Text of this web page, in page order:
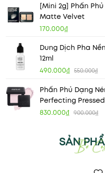
[Mini 2g] Phấn Phủ
Matte Velvet
170.000₫
Dung Dịch Pha
12ml
490.000₫ 550.000₫
Phấn Phủ Dạng
Perfecting
830.000₫ 900.000₫
SẢN